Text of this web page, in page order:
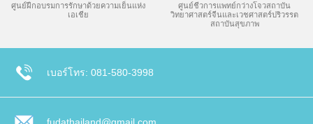
ศูนย์ฝึกอบรมการรักษาด้วยความเย็นแห่ง
เอเชีย
ศูนย์ชีวการแพทย์กว่างโจวสถาบัน
วิทยาศาสตร์จีนและเวชศาสตร์ปริวรรต
สถาบันสุขภาพ
เบอร์โทร: 081-580-3998